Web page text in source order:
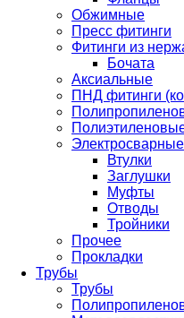
Обжимные
Пресс фитинги
Фитинги из
Бочата
Аксиальные
ПНД фитинги
Электросварные
Втулки
Заглушки
Муфты
Отводы
Тройники
Прочее
Прокладки
Трубы
Трубы